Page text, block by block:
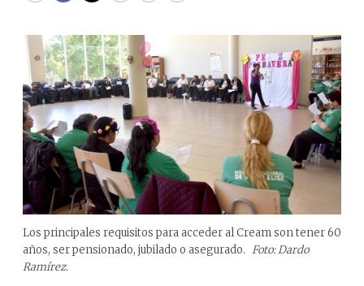
Los principales requisitos para acceder al Cream son tener 60
años, ser pensionado, jubilado o asegurado. Foto: Dardo
Ramírez.